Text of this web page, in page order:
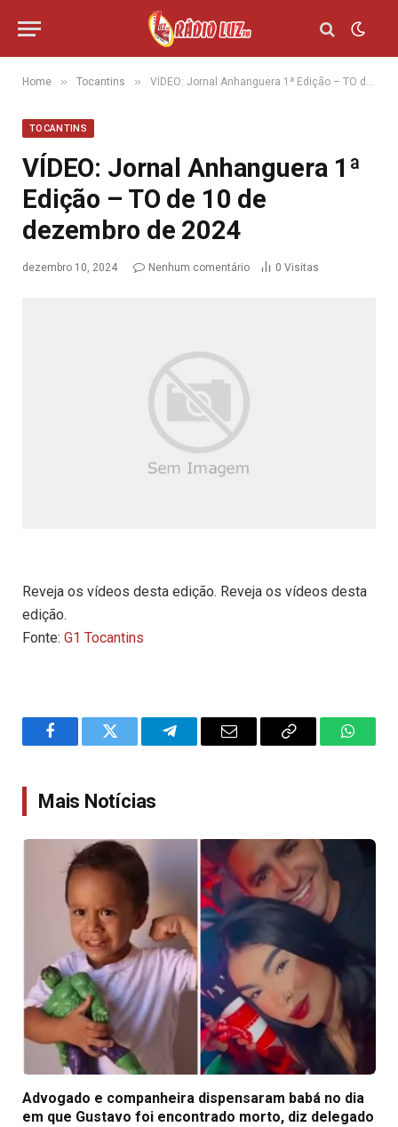
Home » Tocantins » VÍDEO: Jornal Anhanguera 1ª Edição – TO de 10 de dezembro de 2024
TOCANTINS
VÍDEO: Jornal Anhanguera 1ª
Edição – TO de 10 de
dezembro de 2024
dezembro 10, 2024 Nenhum comentário 0 Visitas
Reveja os vídeos desta edição. Reveja os vídeos desta
edição.
Fonte: G1 Tocantins
FacebookTwitter TelegramEmail
Copy
Mais Notícias
Advogado e companheira dispensaram babá no dia
em que Gustavo foi encontrado morto, diz delegado